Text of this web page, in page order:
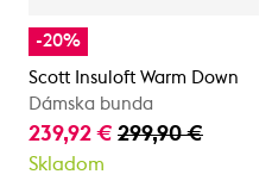
-20%
Scott Insuloft Warm Down
Dámska bunda
239,92 € 299,90 €
Skladom